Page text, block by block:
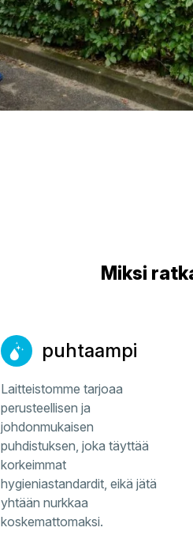
Miksi
puhtaampi
Laitteistomme tarjoaa
perusteellisen ja
johdonmukaisen
puhdistuksen, joka täyttää
korkeimmat
hygieniastandardit, eikä jätä
yhtään nurkkaa
koskemattomaksi.